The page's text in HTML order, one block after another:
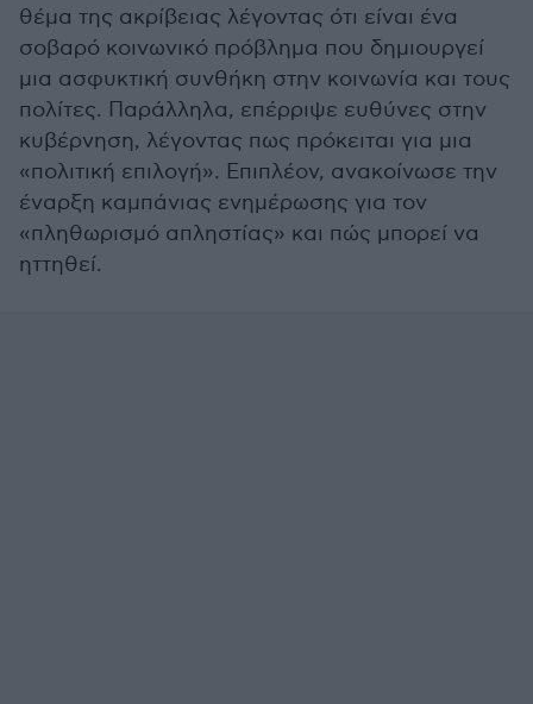
θέμα της ακρίβειας λέγοντας ότι είναι ένα
σοβαρό κοινωνικό πρόβλημα που δημιουργεί
μια ασφυκτική συνθήκη στην κοινωνία και τους
πολίτες. Παράλληλα, επέρριψε ευθύνες στην
κυβέρνηση, λέγοντας πως πρόκειται για μια
«πολιτική επιλογή». Επιπλέον, ανακοίνωσε την
έναρξη καμπάνιας ενημέρωσης για τον
«πληθωρισμό απληστίας» και πώς μπορεί να
ηττηθεί.